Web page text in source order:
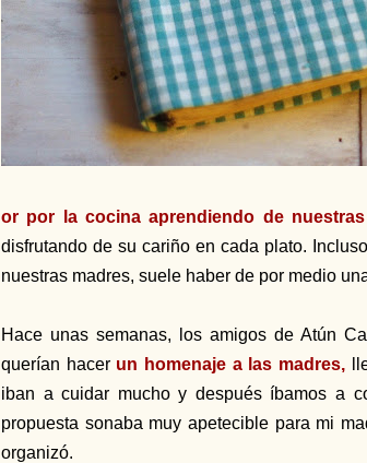
or por la cocina aprendiendo de
disfrutando de su cariño en cada plato.
nuestras madres, suele haber de por medio
Hace unas semanas, los amigos de Atún
querían hacer un homenaje a las madres,
iban a cuidar mucho y después íbamos a
propuesta sonaba muy apetecible para mi
organizó.